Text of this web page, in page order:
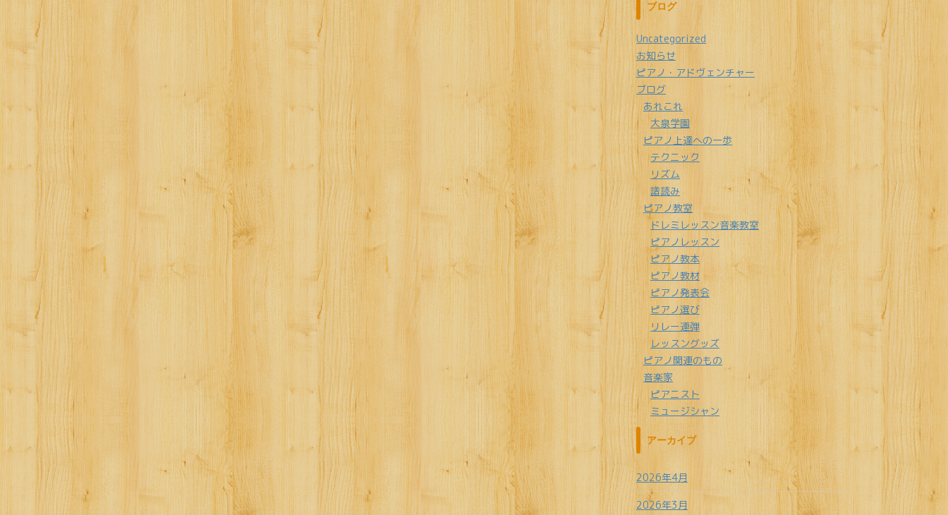
ブログ
Uncategorized
お知らせ
ピアノ・アドヴェンチャー
ブログ
あれこれ
大泉学園
ピアノ上達への一歩
テクニック
リズム
譜読み
ピアノ教室
ドレミレッスン音楽教室
ピアノレッスン
ピアノ教本
ピアノ教材
ピアノ発表会
ピアノ選び
リレー連弾
レッスングッズ
ピアノ関連のもの
音楽家
ピアニスト
ミュージシャン
アーカイブ
2026年4月
2026年3月